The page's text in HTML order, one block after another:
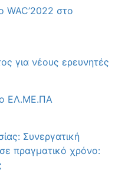
WAC’2022 στο
για νέους ερευνητές
ΕΛ.ΜΕ.ΠΑ
Συνεργατική
πραγματικό χρόνο: